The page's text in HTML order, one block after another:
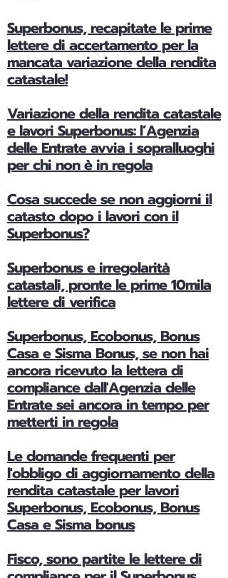
Superbonus, recapitate le prime
lettere di accertamento per la
mancata variazione della rendita
catastale!
Variazione della rendita catastale
e lavori Superbonus: l’Agenzia
delle Entrate avvia i sopralluoghi
per chi non è in regola
Cosa succede se non aggiorni il
catasto dopo i lavori con il
Superbonus?
Superbonus e irregolarità
catastali, pronte le prime 10mila
lettere di verifica
Superbonus, Ecobonus, Bonus
Casa e Sisma Bonus, se non hai
ancora ricevuto la lettera di
compliance dall'Agenzia delle
Entrate sei ancora in tempo per
metterti in regola
Le domande frequenti per
l'obbligo di aggiornamento della
rendita catastale per lavori
Superbonus, Ecobonus, Bonus
Casa e Sisma bonus
Fisco, sono partite le lettere di